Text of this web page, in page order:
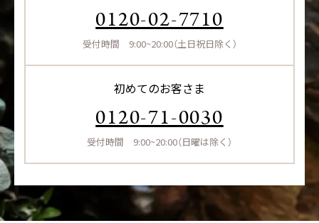
0120-02-7710
受付時間 9:00~20:00（土日祝日除く）
初めてのお客さま
0120-71-0030
受付時間 9:00~20:00（日曜は除く）